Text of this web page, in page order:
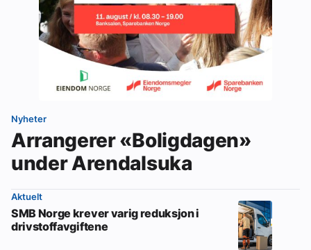
Nyheter
Arrangerer «Boligdagen»
under Arendalsuka
Aktuelt
SMB Norge krever varig reduksjon i
drivstoffavgiftene